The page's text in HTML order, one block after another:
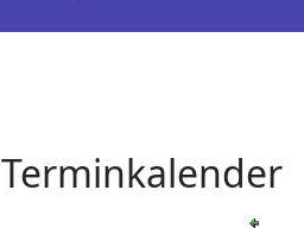
Terminkalender